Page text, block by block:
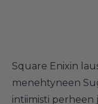
Square Enixin
menehtyneen
intiimisti perheen